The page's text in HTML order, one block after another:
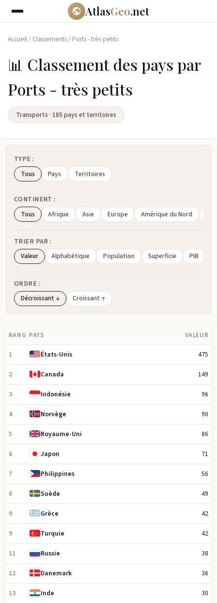
AtlasGeo.net
Accueil/ Classements/ Ports - très petits
📊 Classement des pays par
Ports - très petits
Transports · 185 pays et territoires
TYPE :
Tous Pays Territoires
CONTINENT :
Tous Afrique Asie Europe Amérique du Nord
TRIER PAR :
Valeur Alphabétique Population Superficie PIB
ORDRE :
Décroissant ↓ Croissant ↑
RANG PAYS VALEUR
1 États-Unis 475
2 Canada 149
3 Indonésie 96
4 Norvège 90
5 Royaume-Uni 86
6 Japon 71
7 Philippines 56
8 Suède 49
9 Grèce 42
9 Turquie 42
11 Russie 38
12 Danemark 36
13 Inde 30